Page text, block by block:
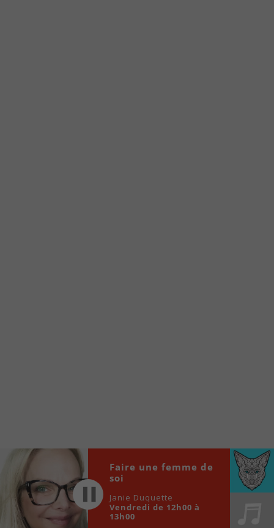
locale vous sont maintenant accessibles en un clic!
Player
00:00
Faire une femme de
soi
Janie Duquette
Vendredi de 12h00 à
13h00